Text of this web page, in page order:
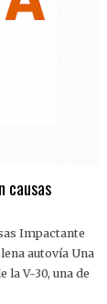
causas
Impactante
autovía Una
la V-30, una de